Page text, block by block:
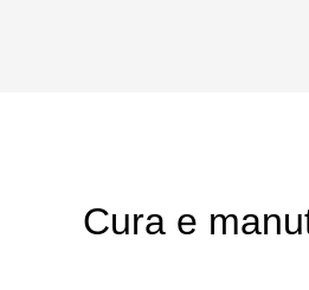
Cura e